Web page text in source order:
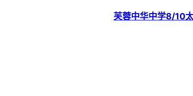
芙蓉中华中学8/10